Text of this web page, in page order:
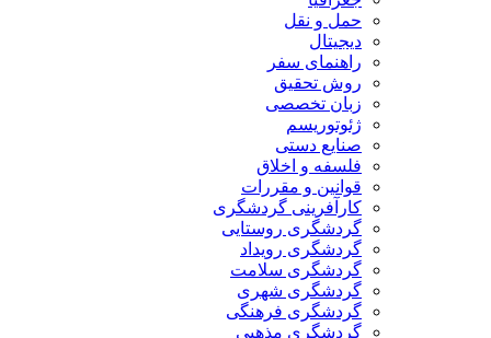
حمل و نقل
دیجیتال
راهنمای سفر
روش تحقیق
زبان تخصصی
ژئوتوریسم
صنایع دستی
فلسفه و اخلاق
قوانین و مقررات
کارآفرینی گردشگری
گردشگری روستایی
گردشگری رویداد
گردشگری سلامت
گردشگری شهری
گردشگری فرهنگی
گردشگری مذهبی